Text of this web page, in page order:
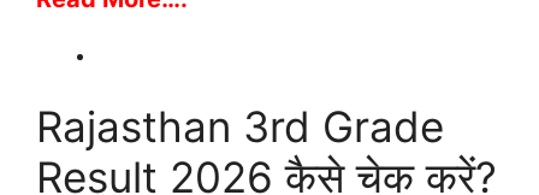
Rajasthan 3rd Grade
Result 2026 कैसे चेक करें?